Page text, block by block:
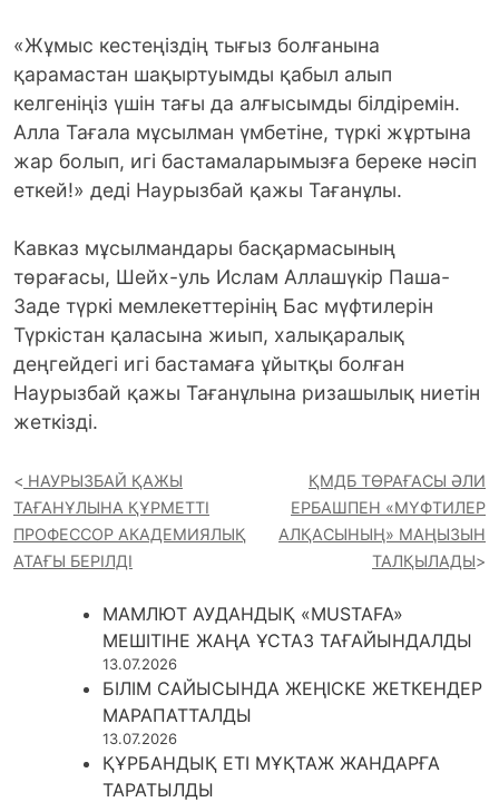
«Жұмыс кестеңіздің тығыз болғанына
қарамастан шақыртуымды қабыл алып
келгеніңіз үшін тағы да алғысымды білдіремін.
Алла Тағала мұсылман үмбетіне, түркі жұртына
жар болып, игі бастамаларымызға береке нәсіп
еткей!» деді Наурызбай қажы Тағанұлы.
Кавказ мұсылмандары басқармасының
төрағасы, Шейх-уль Ислам Аллашүкір Паша-
Заде түркі мемлекеттерінің Бас мүфтилерін
Түркістан қаласына жиып, халықаралық
деңгейдегі игі бастамаға ұйытқы болған
Наурызбай қажы Тағанұлына ризашылық ниетін
жеткізді.
НАУРЫЗБАЙ ҚАЖЫ
ТАҒАНҰЛЫНА ҚҰРМЕТТІ
ПРОФЕССОР АКАДЕМИЯЛЫҚ
АТАҒЫ БЕРІЛДІ
ҚМДБ ТӨРАҒАСЫ ӘЛИ
ЕРБАШПЕН «МҮФТИЛЕР
АЛҚАСЫНЫҢ» МАҢЫЗЫН
ТАЛҚЫЛАДЫ
МАМЛЮТ АУДАНДЫҚ «MUSTAFA»
МЕШІТІНЕ ЖАҢА ҰСТАЗ ТАҒАЙЫНДАЛДЫ
13.07.2026
БІЛІМ САЙЫСЫНДА ЖЕҢІСКЕ ЖЕТКЕНДЕР
МАРАПАТТАЛДЫ
13.07.2026
ҚҰРБАНДЫҚ ЕТІ МҰҚТАЖ ЖАНДАРҒА
ТАРАТЫЛДЫ